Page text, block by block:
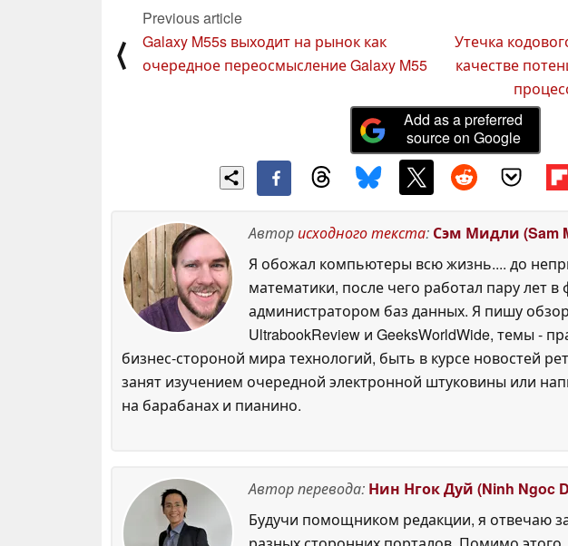
⟨
Previous article
Galaxy M55s выходит на рынок как
очередное переосмысление Galaxy M55
Утечка
качестве
Add as a preferred
source on Google
Авторисходного текста: Сэм Мидли (Sam
Я обожал компьютеры всю жизнь.... до
математики, после чего работал пару лет
администратором баз данных. Я пишу
UltrabookReview и GeeksWorldWide, темы -
бизнес-стороной мира технологий, быть в курсе новостей
занят изучением очередной электронной штуковины или
на барабанах и пианино.
Автор перевода: Нин Нгок Дуй (Ninh Ngoc
Будучи помощником редакции, я отвечаю